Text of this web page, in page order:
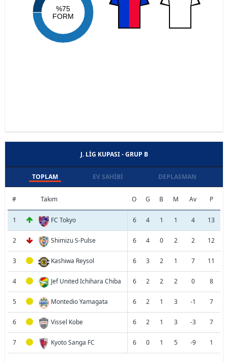
%75
FORM
J. LIG KUPASI - GRUP B
TOPLAM EV SAHIBI DEPLASMAN
# Takım O G B M Av P
1 FC Tokyo 6 4 1 1 4 13
2 Shimizu S-Pulse 6 4 0 2 2 12
3 Kashiwa Reysol 6 3 2 1 7 11
4 Jef United Ichihara Chiba 6 2 2 2 0 8
5 Montedio Yamagata 6 2 1 3 -1 7
6 Vissel Kobe 6 2 1 3 -3 7
7 Kyoto Sanga FC 6 0 1 5 -9 1